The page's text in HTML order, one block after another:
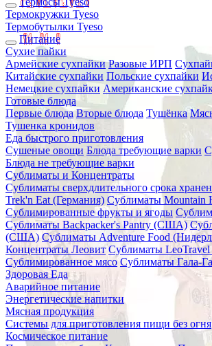
Термокружки Tyeso
Термобутылки Tyeso
Питание
Сухие пайки
Армейские сухпайки Разовые ИРП
Китайские сухпайки Польские сухпайки
Немецкие сухпайки Американские
Готовые блюда
Первые блюда Вторые блюда Тушёнка
Тушенка кронидов
Еда быстрого приготовления
Сушеные овощи Блюда требующие варки
Блюда не требующие варки
Сублиматы и Концентраты
Сублиматы сверхдлительного срока
Trek'n Eat (Германия) Сублиматы
Сублимированные фрукты и ягоды
Сублиматы Backpacker's Pantry (США)
(США) Сублиматы Adventure Food
Концентраты Леовит Сублиматы
Сублимированное мясо Сублиматы Гала-
Здоровая Еда
Аварийное питание
Энергетические напитки
Мясная продукция
Системы для приготовления пищи без огня
Космическое питание